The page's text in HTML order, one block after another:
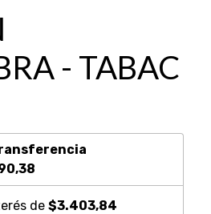
- TABAC
de $3.403,84